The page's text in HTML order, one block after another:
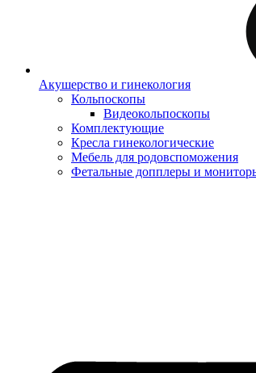
Акушерство и гинекология
Кольпоскопы
Видеокольпоскопы
Комплектующие
Кресла гинекологические
Мебель для родовспоможения
Фетальные допплеры и